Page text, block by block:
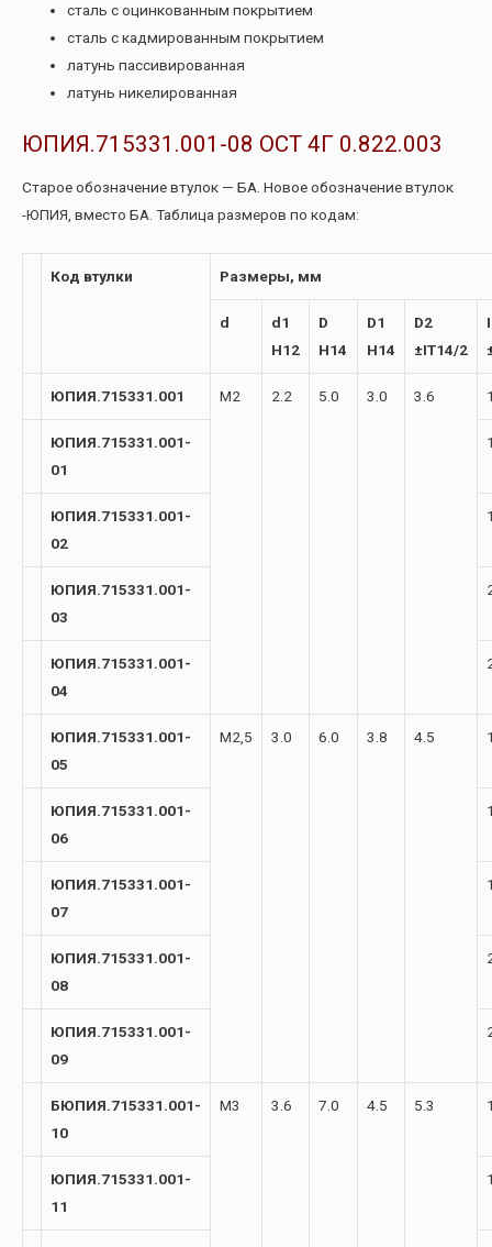
сталь с оцинкованным покрытием
сталь с кадмированным покрытием
латунь пассивированная
латунь никелированная
ЮПИЯ.715331.001-08 ОСТ 4Г 0.822.003
Старое обозначение втулок — БА. Новое обозначение втулок
-ЮПИЯ, вместо БА. Таблица размеров по кодам:
Код втулки Размеры, мм
d
d1
H12
D
H14
D1
H14
D2
±IT14/2
I
ЮПИЯ.715331.001 М2 2.2 5.0 3.0 3.6
ЮПИЯ.715331.001-
01
ЮПИЯ.715331.001-
02
ЮПИЯ.715331.001-
03
ЮПИЯ.715331.001-
04
ЮПИЯ.715331.001-
05
М2,5 3.0 6.0 3.8 4.5
ЮПИЯ.715331.001-
06
ЮПИЯ.715331.001-
07
ЮПИЯ.715331.001-
08
ЮПИЯ.715331.001-
09
БЮПИЯ.715331.001-
10
М3 3.6 7.0 4.5 5.3
ЮПИЯ.715331.001-
11